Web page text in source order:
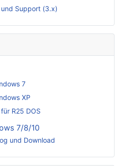
Support (3.x)
7
XP
R25 DOS
7/8/10
und Download